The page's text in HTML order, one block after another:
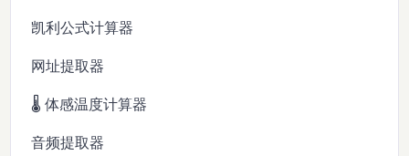
凯利公式计算器
网址提取器
🌡️ 体感温度计算器
音频提取器